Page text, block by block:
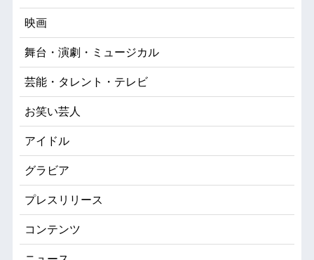
映画
舞台・演劇・ミュージカル
芸能・タレント・テレビ
お笑い芸人
アイドル
グラビア
プレスリリース
コンテンツ